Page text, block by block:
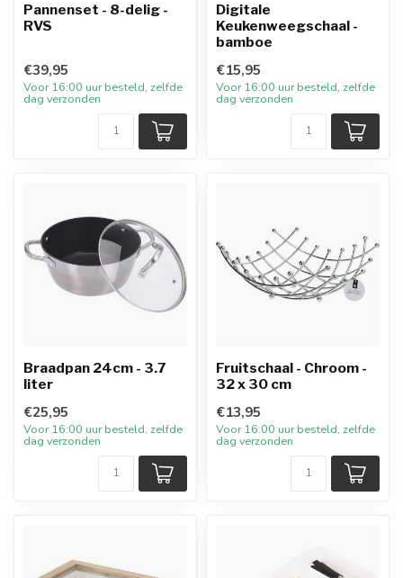
Pannenset - 8-delig -
RVS
€39,95
Voor 16:00 uur besteld, zelfde
dag verzonden
Digitale
Keukenweegschaal -
bamboe
€15,95
Voor 16:00 uur besteld, zelfde
dag verzonden
Braadpan 24cm - 3.7
liter
€25,95
Voor 16:00 uur besteld, zelfde
dag verzonden
Fruitschaal - Chroom -
32 x 30 cm
€13,95
Voor 16:00 uur besteld, zelfde
dag verzonden